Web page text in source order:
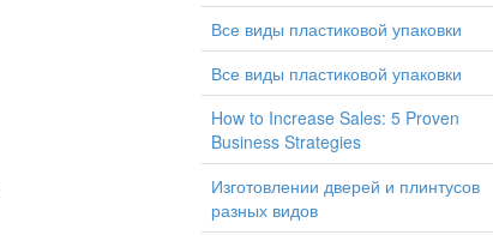
все виды пластиковой упаковки
все виды пластиковой упаковки
How to Increase Sales: 5 Proven
Business Strategies
изготовлении дверей и плинтусов
разных видов